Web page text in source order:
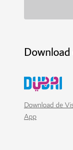
Download de
App